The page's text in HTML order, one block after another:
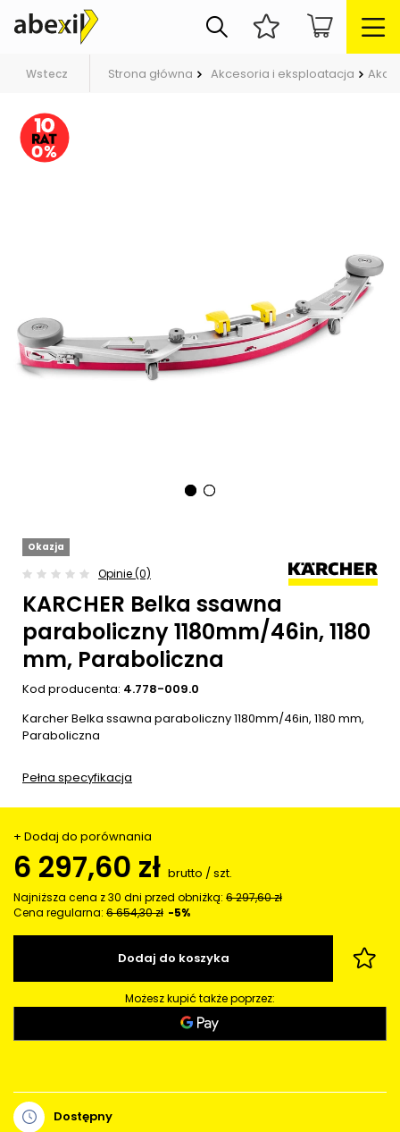
Wstecz Strona główna Akcesoria i eksploatacja
Okazja
Opinie (0)
KARCHER Belka ssawna
paraboliczny 1180mm/46in, 1180
mm, Paraboliczna
Kod producenta: 4.778-009.0
Karcher Belka ssawna paraboliczny 1180mm/46in, 1180 mm,
Paraboliczna
Pełna specyfikacja
+ Dodaj do porównania
6 297,60 zł brutto /szt.
Najniższa cena z 30 dni przed obniżką: 6 297,60 zł
Cena regularna: 6 654,30 zł -5%
Dodaj do koszyka
Możesz kupić także poprzez:
Dostępny